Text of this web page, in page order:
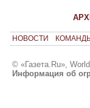
НОВОСТИ
© «Газета.Ru»,
Информация об